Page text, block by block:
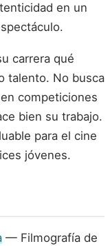
en un
carrera qué
talento. No busca
competiciones
bien su trabajo.
para el cine
jóvenes.
— Filmografía de